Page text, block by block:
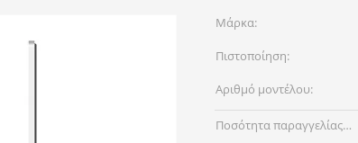
Μάρκα:
Πιστοποίηση:
Αριθμό μοντέλου:
Ποσότητα παραγγελίας